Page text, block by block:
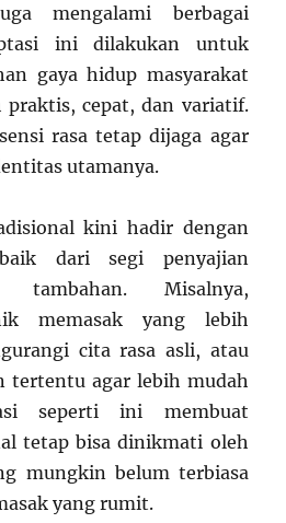
mengalami berbagai
ini dilakukan untuk
gaya hidup masyarakat
praktis, cepat, dan variatif.
rasa tetap dijaga agar
utamanya.
kini hadir dengan
dari segi penyajian
tambahan. Misalnya,
memasak yang lebih
cita rasa asli, atau
tertentu agar lebih mudah
seperti ini membuat
tetap bisa dinikmati oleh
mungkin belum terbiasa
yang rumit.